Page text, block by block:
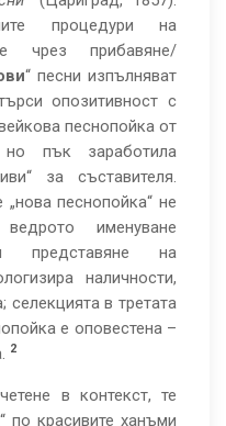
процедури на
чрез прибавяне/
“ песни изпълняват
опозитивност с
песнопойка от
пък заработила
за съставителя.
песнопойка“ не
именуване
представяне на
наличности,
в третата
е оповестена –
2
в контекст, те
по красивите ханъми